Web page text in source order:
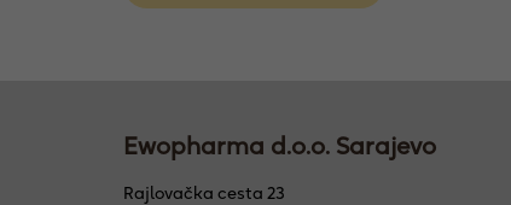
Ewopharma d.o.o. Sarajevo
Rajlovačka cesta 23